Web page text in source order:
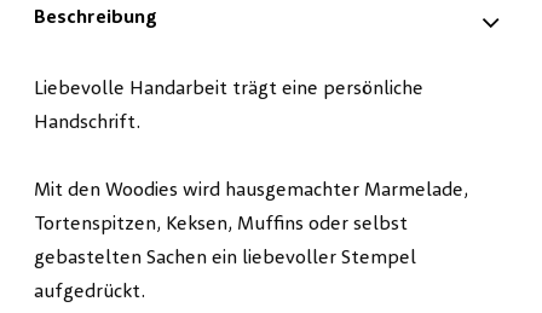
Beschreibung
Liebevolle Handarbeit trägt eine persönliche
Handschrift.
Mit den Woodies wird hausgemachter Marmelade,
Tortenspitzen, Keksen, Muffins oder selbst
gebastelten Sachen ein liebevoller Stempel
aufgedrückt.